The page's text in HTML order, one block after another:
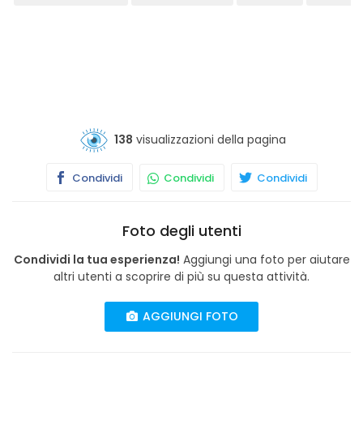
138 visualizzazioni della pagina
Condividi Condividi Condividi
Foto degli utenti
Condividi la tua esperienza! Aggiungi una foto per aiutare
altri utenti a scoprire di più su questa attività.
AGGIUNGI FOTO